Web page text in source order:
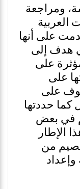
ومراجعة
العربية
على أنها
هدف إلى
على
على
على
كما حددتها
في بعض
الإطار
من